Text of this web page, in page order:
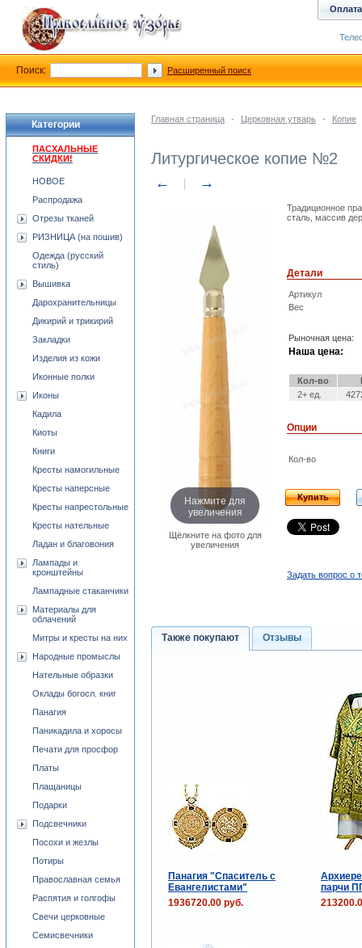
Главная страница - Церковная утварь - Копие
Литургическое копие №2
← →
Нажмите для
увеличения
Щёлкните на фото для
увеличения
Традиционное
сталь, массив
Детали
Артикул
Вес
Рыночная цена:
Наша цена:
Кол-во
2+ ед.
Опции
Кол-во
Купить
Задать вопрос о
Также покупают Отзывы
Панагия "Спаситель с
Евангелистами"
парчи
1936720.00 руб.
Категории
ПАСХАЛЬНЫЕ
СКИДКИ!
НОВОЕ
Распродажа
Отрезы тканей
РИЗНИЦА (на пошив)
Одежда (русский
стиль)
Вышивка
Дарохранительницы
Дикирий и трикирий
Закладки
Изделия из кожи
Иконные полки
Иконы
Кадила
Киоты
Книги
Кресты намогильные
Кресты наперсные
Кресты напрестольные
Кресты нательные
Ладан и благовония
Лампады и
кронштейны
Лампадные стаканчики
Материалы для
облачений
Митры и кресты на них
Народные промыслы
Нательные образки
Оклады богосл. книг
Панагия
Паникадила и хоросы
Печати для просфор
Платы
Плащаницы
Подарки
Подсвечники
Посохи и жезлы
Потиры
Православная семья
Распятия и голгофы
Свечи церковные
Семисвечники
Оплата
Поиск: Расширенный поиск